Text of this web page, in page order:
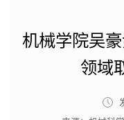
机械学院吴
领域